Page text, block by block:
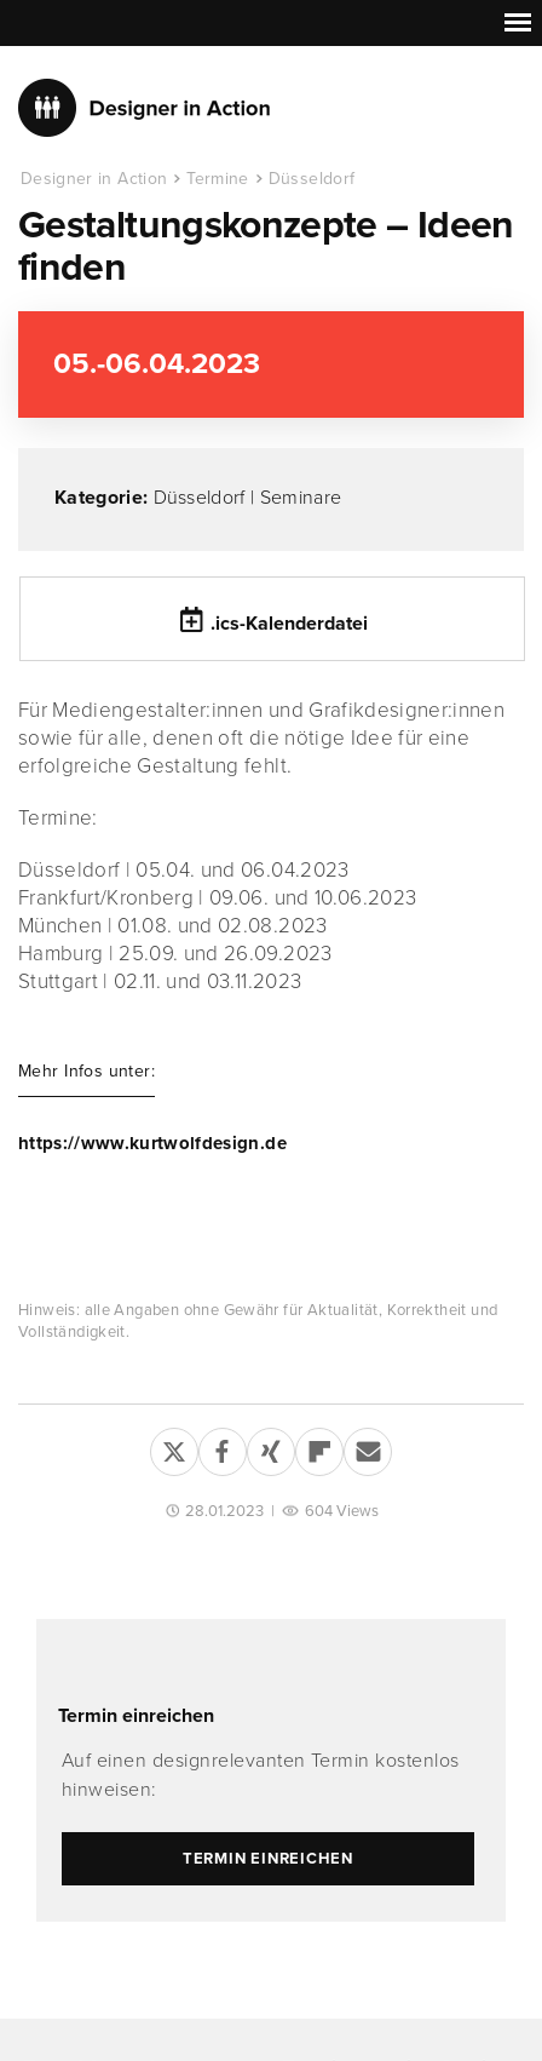
Designer in Action Termine Düsseldorf
Gestaltungskonzepte – Ideen
finden
05.-06.04.2023
Kategorie: Düsseldorf| Seminare
.ics-Kalenderdatei
Für Mediengestalter:innen und Grafikdesigner:innen
sowie für alle, denen oft die nötige Idee für eine
erfolgreiche Gestaltung fehlt.
Termine:
Düsseldorf | 05.04. und 06.04.2023
Frankfurt/Kronberg | 09.06. und 10.06.2023
München | 01.08. und 02.08.2023
Hamburg | 25.09. und 26.09.2023
Stuttgart | 02.11. und 03.11.2023
Mehr Infos unter:
https://www.kurtwolfdesign.de
Hinweis: alle Angaben ohne Gewähr für Aktualität, Korrektheit und
Vollständigkeit.
28.01.2023| 604 Views
Termin einreichen
Auf einen designrelevanten Termin kostenlos
hinweisen:
TERMIN EINREICHEN